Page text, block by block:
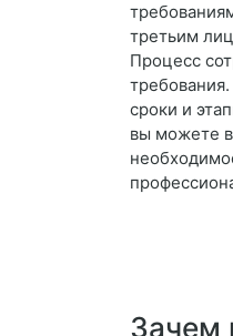
третьим
Процесс
сроки и
вы можете
Зачем